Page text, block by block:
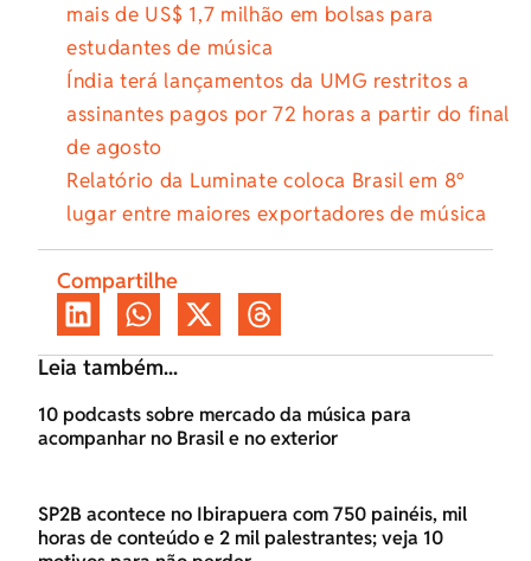
mais de US$ 1,7 milhão em bolsas para
estudantes de música
Índia terá lançamentos da UMG restritos a
assinantes pagos por 72 horas a partir do final
de agosto
Relatório da Luminate coloca Brasil em 8º
lugar entre maiores exportadores de música
Compartilhe
Leia também...
10 podcasts sobre mercado da música para
acompanhar no Brasil e no exterior
SP2B acontece no Ibirapuera com 750 painéis, mil
horas de conteúdo e 2 mil palestrantes; veja 10